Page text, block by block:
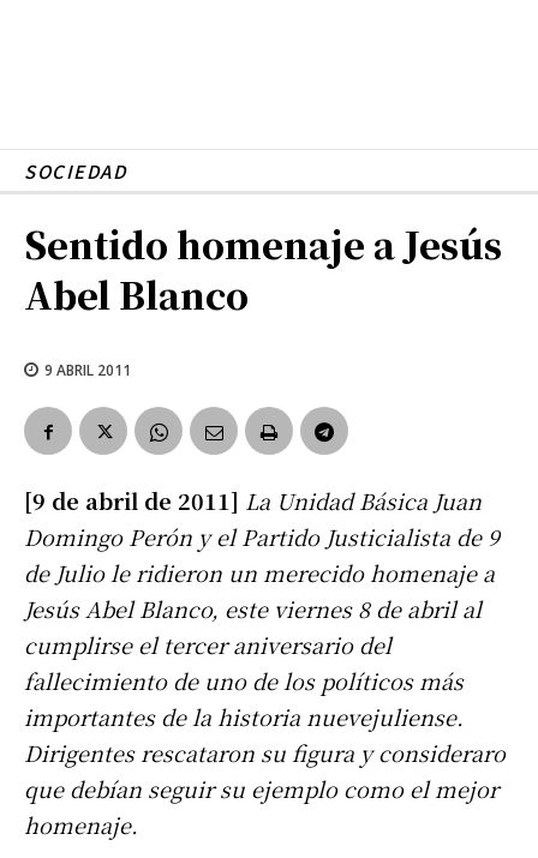
SOCIEDAD
Sentido homenaje a Jesús
Abel Blanco
9 ABRIL 2011
[9 de abril de 2011] La Unidad Básica Juan
Domingo Perón y el Partido Justicialista de 9
de Julio le ridieron un merecido homenaje a
Jesús Abel Blanco, este viernes 8 de abril al
cumplirse el tercer aniversario del
fallecimiento de uno de los políticos más
importantes de la historia nuevejuliense.
Dirigentes rescataron su figura y consideraro
que debían seguir su ejemplo como el mejor
homenaje.